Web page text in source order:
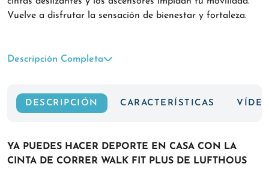
Vuelve a disfrutar la sensación de bienestar y fortaleza.
Descripción Completa
DESCRIPCIÓN CARACTERÍSTICAS
YA PUEDES HACER DEPORTE EN CASA CON LA
CINTA DE CORRER WALK FIT PLUS DE LUFTHOUS